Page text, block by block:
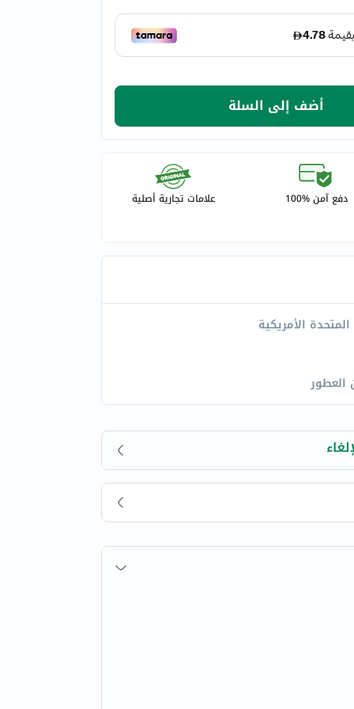
أضف إلى السلة
دفع آمن %100 علامات تجارية أصلية
المتحدة الأمريكية